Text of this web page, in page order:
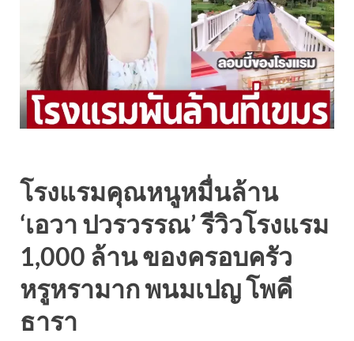
โรงแรมคุณหนูหมื่นล้าน
‘เอวา ปวรวรรณ’ รีวิวโรงแรม
1,000 ล้าน ของครอบครัว
หรูหรามาก พนมเปญ โพคี
ธารา